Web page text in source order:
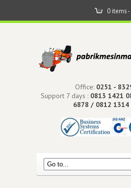
0 items -
Office: 0251 -
Support 7 days : 0813 1421
6878 / 0812 1314